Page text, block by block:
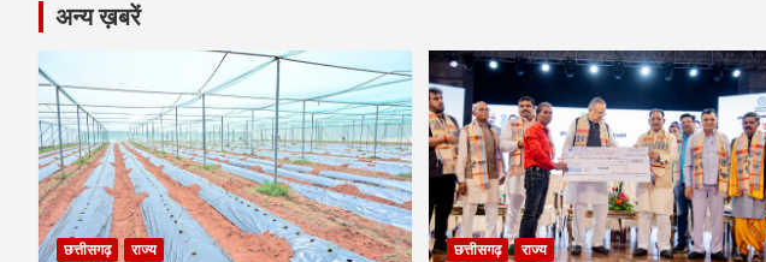
अन्य ख़बरें
छत्तीसगढ़ राज्य छत्तीसगढ़ राज्य